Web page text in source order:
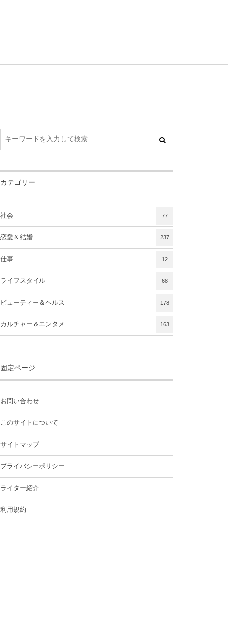
カテゴリー
社会 77
恋愛＆結婚 237
仕事 12
ライフスタイル 68
ビューティー＆ヘルス 178
カルチャー＆エンタメ 163
固定ページ
お問い合わせ
このサイトについて
サイトマップ
プライバシーポリシー
ライター紹介
利用規約